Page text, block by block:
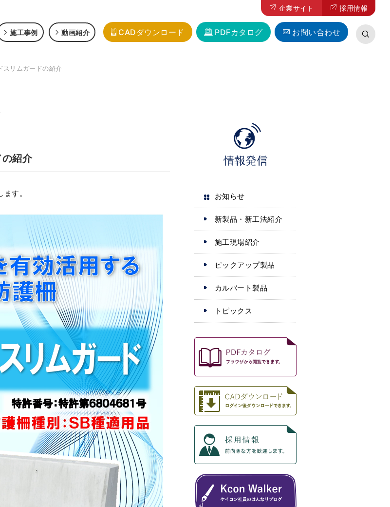
施工事例 動画紹介 CADダウンロード PDFカタログ お問い合わせ
企業サイト 採用情報
スリムガードの紹介
紹介
す。 お知らせ
新製品・新工法紹介
施工現場紹介
ピックアップ製品
カルバート製品
トピックス